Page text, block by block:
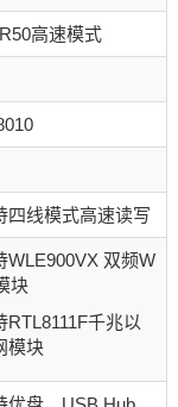
高速模式
四线模式高速读写
WLE900VX 双频W
块
RTL8111F千兆以
模块